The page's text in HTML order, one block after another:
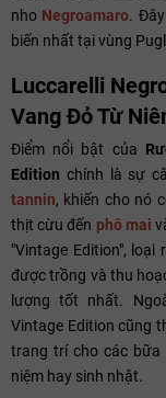
nho Negroamaro.
biến nhất tại vùng
Luccarelli
Vang Đỏ Từ
Điểm nổi bật của
Edition chính là sự
tannin, khiến cho nó
thịt cừu đến phô mai
"Vintage Edition",
được trồng và thu
lượng tốt nhất.
Vintage Edition cũng
trang trí cho các bữa
niệm hay sinh nhật.